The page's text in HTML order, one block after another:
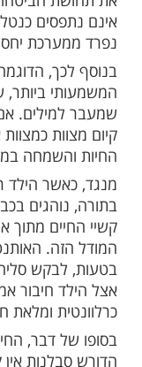
מתוך אהבה
נשמה
במציאות שבה
בלתי
שאינה
להרגיש רצוי
או מידת
בין התנהגותו
להציב
הביטחון של
כנטל
יחסים